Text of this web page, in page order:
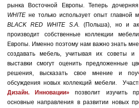
рынка Восточной Европы. Теперь
WHITE не только использует опыт главной
BLACK RED WHITE S.A. (Польша), но и
производит собственные коллекции
Европы. Именно поэтому нам важно знать
создавать мебель, учитывая их советы и
выставки смогут оценить предложенные
решения, высказать свое мнение и
обсуждения новых коллекций мебели.
Дизайн. Инновации» позволит изучить
основные направления в развитии новых